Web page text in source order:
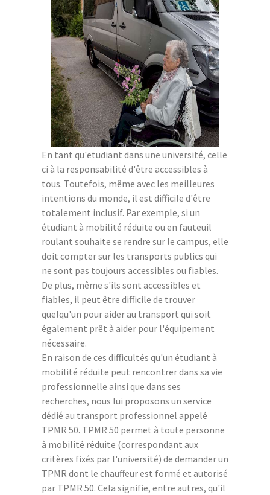
En tant qu'etudiant dans une université, celle
ci à la responsabilité d'être accessibles à
tous. Toutefois, même avec les meilleures
intentions du monde, il est difficile d'être
totalement inclusif. Par exemple, si un
étudiant à mobilité réduite ou en fauteuil
roulant souhaite se rendre sur le campus, elle
doit compter sur les transports publics qui
ne sont pas toujours accessibles ou fiables.
De plus, même s'ils sont accessibles et
fiables, il peut être difficile de trouver
quelqu'un pour aider au transport qui soit
également prêt à aider pour l'équipement
nécessaire.
En raison de ces difficultés qu'un étudiant à
mobilité réduite peut rencontrer dans sa vie
professionnelle ainsi que dans ses
recherches, nous lui proposons un service
dédié au transport professionnel appelé
TPMR 50. TPMR 50 permet à toute personne
à mobilité réduite (correspondant aux
critères fixés par l'université) de demander un
TPMR dont le chauffeur est formé et autorisé
par TPMR 50. Cela signifie, entre autres, qu'il